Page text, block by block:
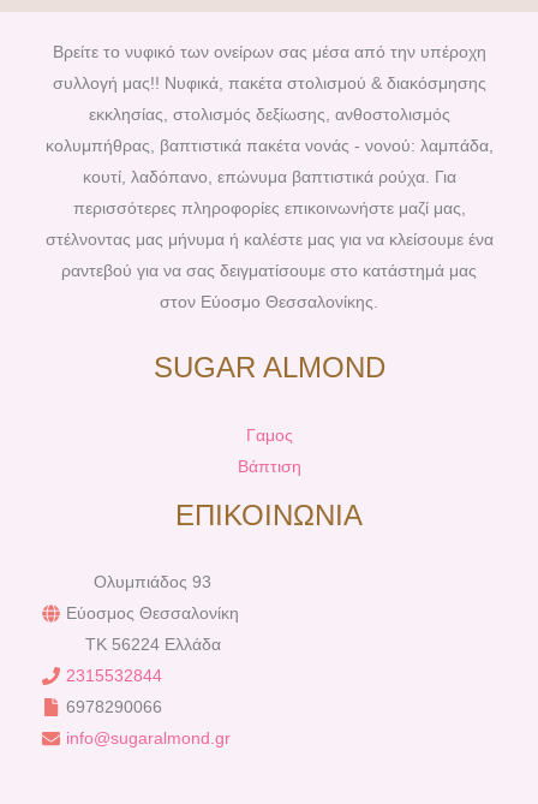
e
b
o
o
k
t
e
r
e
s
t
t
a
g
r
a
m
t
u
b
Βρείτε το νυφικό των ονείρων σας μέσα από την υπέροχη
συλλογή μας!! Νυφικά, πακέτα στολισμού & διακόσμησης
εκκλησίας, στολισμός δεξίωσης, ανθοστολισμός
κολυμπήθρας, βαπτιστικά πακέτα νονάς - νονού: λαμπάδα,
κουτί, λαδόπανο, επώνυμα βαπτιστικά ρούχα. Για
περισσότερες πληροφορίες επικοινωνήστε μαζί μας,
στέλνοντας μας μήνυμα ή καλέστε μας για να κλείσουμε ένα
ραντεβού για να σας δειγματίσουμε στο κατάστημά μας
στον Εύοσμο Θεσσαλονίκης.
SUGAR ALMOND
Γαμος
Βάπτιση
ΕΠΙΚΟΙΝΩΝΙΑ
Ολυμπιάδος 93
Εύοσμος Θεσσαλονίκη
TK 56224 Ελλάδα
2315532844
6978290066
info@sugaralmond.gr